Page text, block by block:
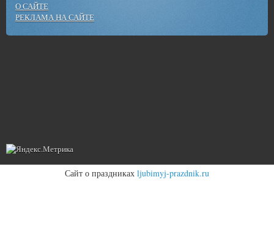
О САЙТЕ
РЕКЛАМА НА САЙТЕ
Сайт о праздниках ljubimyj-prazdnik.ru